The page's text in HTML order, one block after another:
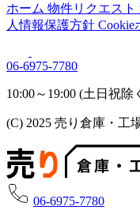
ホーム 物件リクエスト
人情報保護方針 Cookie
06-6975-7780
10:00～19:00 (土日祝除
(C) 2025 売り倉庫・工
06-6975-7780